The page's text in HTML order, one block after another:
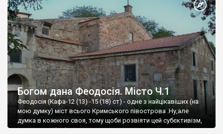
Богом дана Феодосія. Місто Ч.1
Феодосія (Кафа-12 (13) -15 (18) ст) - одне з найцікавіших (на
мою думку) міст всього Кримського півострова .Ну,але
думка в кожного своя, тому щоби розвіяти цей субєктивізм,
запрошую відвідати це